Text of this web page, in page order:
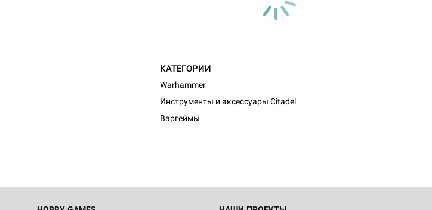
КАТЕГОРИИ
Warhammer
Инструменты и аксессуары Citadel
Варгеймы